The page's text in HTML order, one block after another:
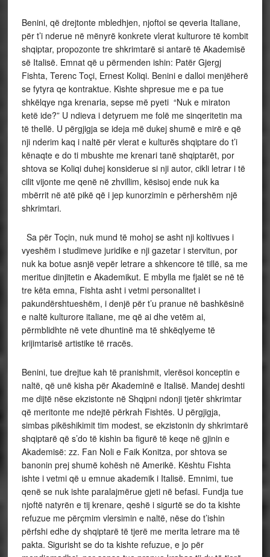
Benini, që drejtonte mbledhjen, njoftoi se qeveria Italiane,
për t’i nderue në mënyrë konkrete vlerat kulturore të kombit
shqiptar, propozonte tre shkrimtarë si antarë të Akademisë
së Italisë. Emnat që u përmenden ishin: Patër Gjergj
Fishta, Terenc Toçi, Ernest Koliqi. Benini e dalloi menjëherë
se fytyra qe kontraktue. Kishte shpresue me e pa tue
shkëlqye nga krenaria, sepse më pyeti “Nuk e miraton
ketë ide?” U ndieva i detyruem me folë me sinqeritetin ma
të thellë. U përgjigja se ideja më dukej shumë e mirë e që
nji nderim kaq i naltë për vlerat e kulturës shqiptare do t’i
kënaqte e do ti mbushte me krenari tanë shqiptarët, por
shtova se Koliqi duhej konsiderue si nji autor, cikli letrar i të
cilit vijonte me qenë në zhvillim, kësisoj ende nuk ka
mbërrit në atë pikë që i jep kunorzimin e përhershëm një
shkrimtari.
Sa për Toçin, nuk mund të mohoj se asht nji koltivues i
vyeshëm i studimeve juridike e nji gazetar i stervitun, por
nuk ka botue asnjë vepër letrare a shkencore të tillë, sa me
meritue dinjitetin e Akademikut. E mbylla me fjalët se në të
tre këta emna, Fishta asht i vetmi personalitet i
pakundërshtueshëm, i denjë për t’u pranue në bashkësinë
e naltë kulturore italiane, me që ai dhe vetëm ai,
përmblidhte në vete dhuntinë ma të shkëqlyeme të
krijimtarisë artistike të rracës.
Benini, tue drejtue kah të pranishmit, vlerësoi konceptin e
naltë, që unë kisha për Akademinë e Italisë. Mandej deshti
me dijtë nëse ekzistonte në Shqipni ndonji tjetër shkrimtar
që meritonte me ndejtë përkrah Fishtës. U përgjigja,
simbas pikëshikimit tim modest, se ekzistonin dy shkrimtarë
shqiptarë që s’do të kishin ba figurë të keqe në gjinin e
Akademisë: zz. Fan Noli e Faik Konitza, por shtova se
banonin prej shumë kohësh në Amerikë. Kështu Fishta
ishte i vetmi që u emnue akademik i Italisë. Emnimi, tue
qenë se nuk ishte paralajmërue gjeti në befasi. Fundja tue
njoftë natyrën e tij krenare, qeshë i sigurtë se do ta kishte
refuzue me përçmim vlersimin e naltë, nëse do t’ishin
përfshi edhe dy shqiptarë të tjerë me merita letrare ma të
pakta. Sigurisht se do ta kishte refuzue, e jo për